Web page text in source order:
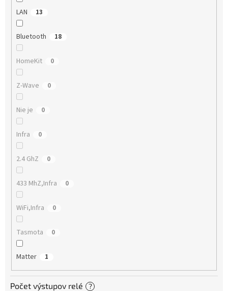
LAN 13
Bluetooth 18
HomeKit 0
Z-Wave 0
Nie je 0
Infra 0
2.4 GhZ 0
433 MhZ,Infra 0
WiFi,Infra 0
Tasmota 0
Matter 1
Počet výstupov relé ?